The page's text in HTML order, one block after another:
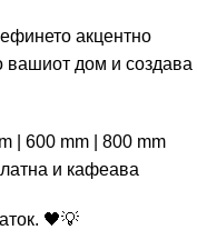
акцентно
вашиот дом и создава
| 600 mm | 800 mm
и кафеава
🖤💡